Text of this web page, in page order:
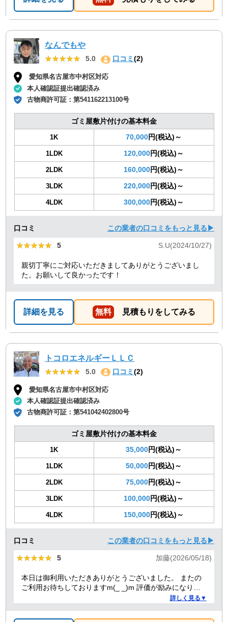
なんでもや
★★★★★
★★★★★ 5.0 口コミ(2)
愛知県名古屋市中村区対応
本人確認証提出確認済み
古物商許可証：第541162213100号
ゴミ屋敷片付けの基本料金
1K 70,000円(税込)～
1LDK 120,000円(税込)～
2LDK 160,000円(税込)～
3LDK 220,000円(税込)～
4LDK 300,000円(税込)～
口コミ この業者の口コミをもっと見る▶
★★★★★
★★★★★ 5 S.U(2024/10/27)
親切丁寧にご対応いただきましてありがとうございまし
た。お願いして良かったです！
詳細を見る 無料 見積もりをしてみる
トコロエネルギーＬＬＣ
★★★★★
★★★★★ 5.0 口コミ (2)
愛知県名古屋市中村区対応
本人確認証提出確認済み
古物商許可証：第541042402800号
ゴミ屋敷片付けの基本料金
1K 35,000円(税込)～
1LDK 50,000円(税込)～
2LDK 75,000円(税込)～
3LDK 100,000円(税込)～
4LDK 150,000円(税込)～
口コミ この業者の口コミをもっと見る▶
★★★★★
★★★★★ 5 加藤(2026/05/18)
本日は御利用いただきありがとうございました。 またの
ご利用お待ちしておりますm(_ _)m 評価が励みになりま
詳しく見る▼